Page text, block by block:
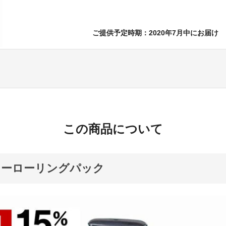
ご提供予定時期：2020年7月中にお届け
この商品について
ローリングパック